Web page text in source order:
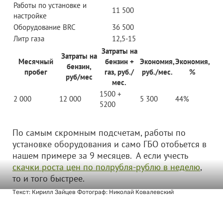
Работы по установке и
настройке
11 500
Оборудование BRC
36 500
Литр газа
12,5-15
Месячный
пробег
Затраты на
бензин,
руб/мес
Затраты на
бензин +
газ, руб./
мес.
Экономия,
руб./мес.
Экономия,
%
2 000 12 000
1500 +
5200
5 300 44%
По самым скромным подсчетам, работы по
установке оборудования и само ГБО отобьется в
нашем примере за 9 месяцев. А если учесть
скачки роста цен по полрубля-рублю в неделю,
то и того быстрее.
Текст: Кирилл Зайцев Фотограф: Николай Ковалевский